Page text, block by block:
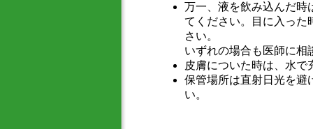
万一、液を飲み込んだ時
てください。目に入った
さい。
いずれの場合も医師に相
皮膚についた時は、水で
保管場所は直射日光を避
い。